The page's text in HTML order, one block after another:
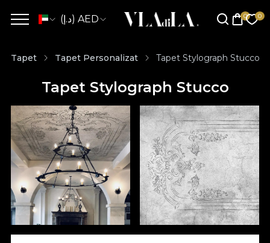
(د.إ) AED
Tapet Tapet Personalizat Tapet Stylograph Stucco
Tapet Stylograph Stucco